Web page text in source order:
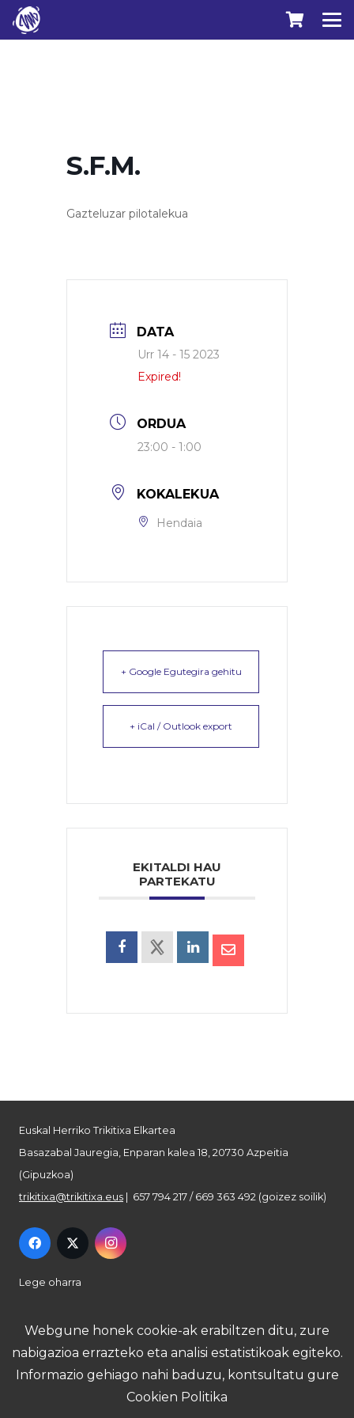
S.F.M.
Gazteluzar pilotalekua
DATA
Urr 14 - 15 2023
Expired!
ORDUA
23:00 - 1:00
KOKALEKUA
Hendaia
+ Google Egutegira gehitu
+ iCal / Outlook export
EKITALDI HAU
PARTEKATU
Euskal Herriko Trikitixa Elkartea
Basazabal Jauregia, Enparan kalea 18, 20730 Azpeitia
(Gipuzkoa)
trikitixa@trikitixa.eus | 657 794 217 / 669 363 492 (goizez soilik)
Lege oharra
Pribatutasun politika
Webgune honek cookie-ak erabiltzen ditu, zure
nabigazioa errazteko eta analisi estatistikoak egiteko.
Informazio gehiago nahi baduzu, kontsultatu gure
Cookien Politika